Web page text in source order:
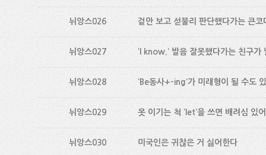
뉘앙스026 겉만 보고 섣불리 판단했다가는 큰코
뉘앙스027 ‘I know.’ 발음 잘못했다가는 친구가
뉘앙스028 ‘Be동사+-ing’가 미래형이 될 수도
뉘앙스029 못 이기는 척 ‘let’을 쓰면 배려심 있
뉘앙스030 미국인은 귀찮은 거 싫어한다